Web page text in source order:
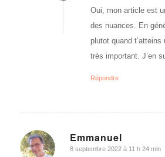
Oui, mon article est
des nuances. En
plutot quand
très important. J’en
Répondre
Emmanuel
dit
8 septembre 2022 à 11 h 24 min